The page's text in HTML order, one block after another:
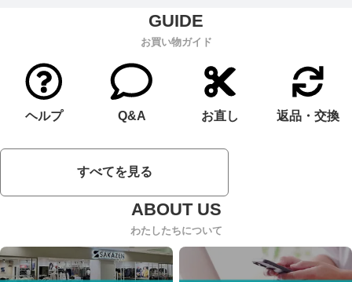
お買い物ガイド
ヘルプ Q&A お直し 返品・交換
すべてを見る
わたしたちについて